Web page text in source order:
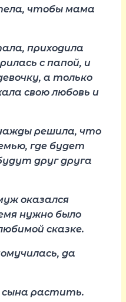
чтобы мама
приходила
с папой, и
а только
свою любовь и
решила, что
где будет
друг друга
оказался
нужно было
сказке.
да
растить.